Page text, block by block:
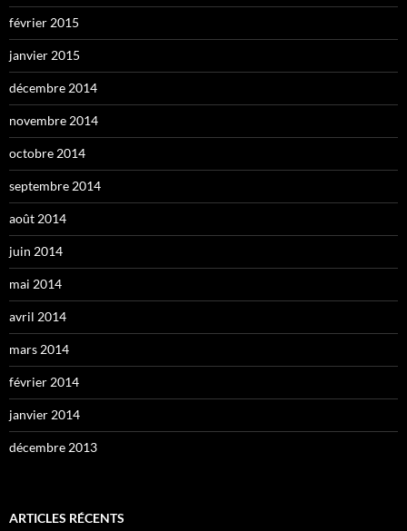
février 2015
janvier 2015
décembre 2014
novembre 2014
octobre 2014
septembre 2014
août 2014
juin 2014
mai 2014
avril 2014
mars 2014
février 2014
janvier 2014
décembre 2013
ARTICLES RÉCENTS